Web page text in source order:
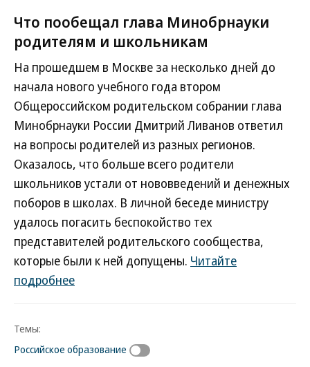
Что пообещал глава Минобрнауки
родителям и школьникам
На прошедшем в Москве за несколько дней до
начала нового учебного года втором
Общероссийском родительском собрании глава
Минобрнауки России Дмитрий Ливанов ответил
на вопросы родителей из разных регионов.
Оказалось, что больше всего родители
школьников устали от нововведений и денежных
поборов в школах. В личной беседе министру
удалось погасить беспокойство тех
представителей родительского сообщества,
которые были к ней допущены. Читайте
подробнее
Темы:
Российское образование